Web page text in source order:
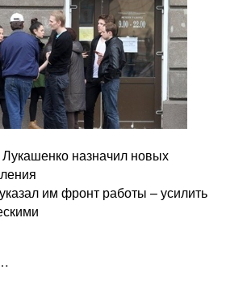
назначил новых
им фронт работы – усилить